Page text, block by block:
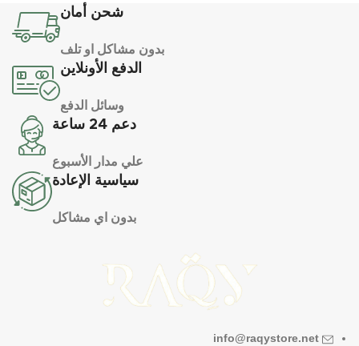
شحن أمان
بدون مشاكل او تلف
الدفع الأونلاين
وسائل الدفع
دعم 24 ساعة
علي مدار الأسبوع
سياسية الإعادة
بدون اي مشاكل
info@raqystore.net